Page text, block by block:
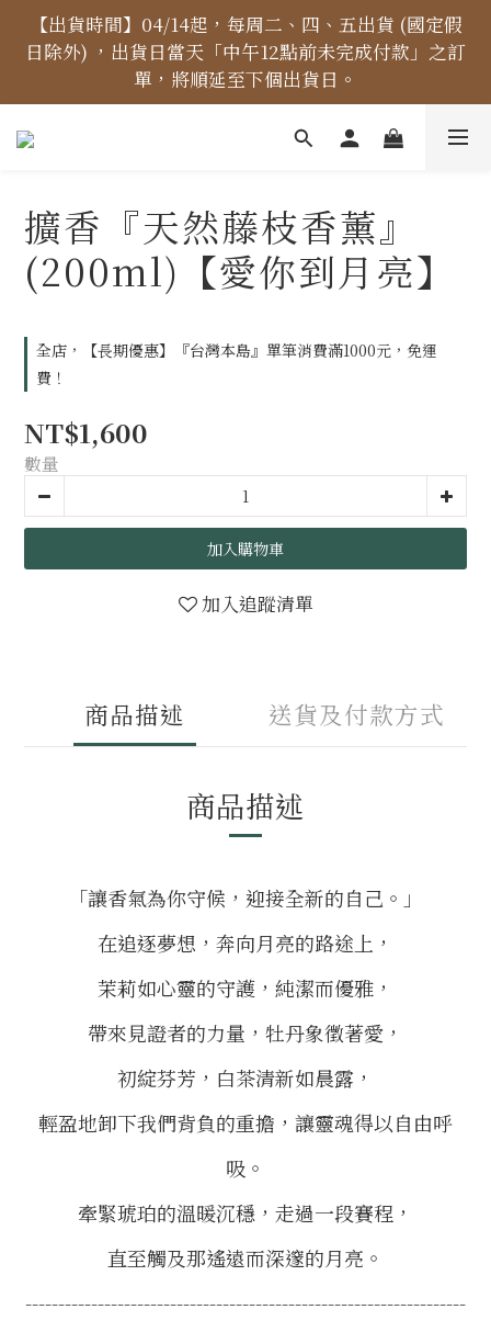
【價格標示更新】異象出版品-價格標示更新為原價，
折扣一律購物車計算。
【出貨時間】04/14起，每周二、四、五出貨 (國定假
日除外) ，出貨日當天「中午12點前未完成付款」之訂
單，將順延至下個出貨日。
【免運金額】台灣地區全站滿1000元免運費！
【價格標示更新】異象出版品-價格標示更新為原價，
折扣一律購物車計算。
擴香『天然藤枝香薰』
(200ml)【愛你到月亮】
全店，【長期優惠】『台灣本島』單筆消費滿1000元，免運
費！
NT$1,600
數量
加入購物車
加入追蹤清單
商品描述 送貨及付款方式
商品描述
「讓香氣為你守候，迎接全新的自己。」
在追逐夢想，奔向月亮的路途上，
茉莉如心靈的守護， 純潔而優雅，
帶來見證者的力量，牡丹象徵著愛，
初綻芬芳，白茶清新如晨露，
輕盈地卸下我們背負的重擔，讓靈魂得以自由呼
吸。
牽緊琥珀的溫暖沉穩，走過一段賽程，
直至觸及那遙遠而深邃的月亮。
-------------------------------------------------------------------